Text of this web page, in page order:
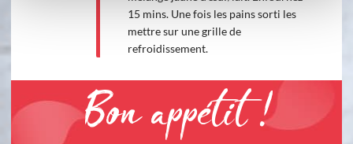
15 mins. Une fois les pains sorti les
mettre sur une grille de
refroidissement.
Bon appétit !